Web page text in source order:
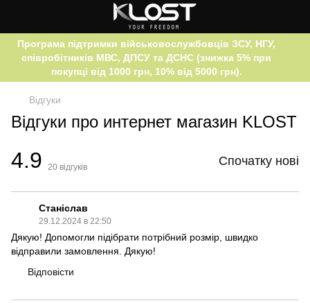
Програма підтримки військовослужбовців ЗСУ, НГУ,
співробітників МВС, ДПСУ та ДСНС (знижка 5% при
покупці від 1000 грн, 10% від 5000 грн).
Відгуки
Відгуки про интернет магазин KLOST
4.9 20 відгуків Спочатку нові
Станіслав
29.12.2024 в 22:50
Дякую! Допомогли підібрати потрібний розмір, швидко
відправили замовлення. Дякую!
Відповісти